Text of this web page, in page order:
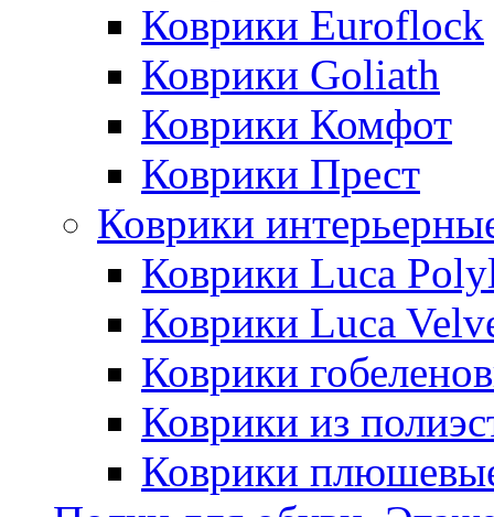
Коврики Euroflock
Коврики Goliath
Коврики Комфот
Коврики Прест
Коврики
Коврики Luca
Коврики Luca
Коврики
Коврики из
Коврики